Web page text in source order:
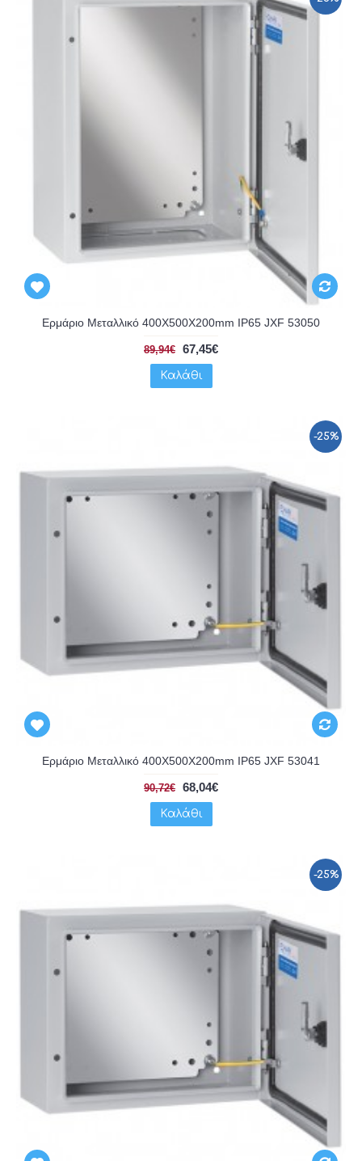
Ερμάριο Μεταλλικό 400X500X200mm IP65 JXF 53050
89,94€ 67,45€
Καλάθι
-25%
Ερμάριο Μεταλλικό 400X500X200mm IP65 JXF 53041
90,72€ 68,04€
Καλάθι
-25%